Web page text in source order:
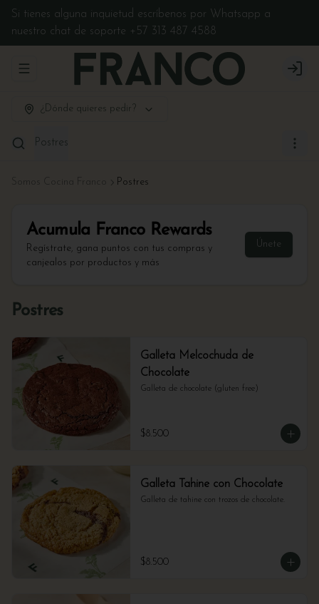
Si tienes alguna inquietud escríbenos por Whatsapp a
nuestro chat de soporte +57 313 487 4588
Abrir menu de navegación Login
¿Dónde quieres pedir?
Postres
Somos Cocina Franco Postres
Acumula Franco Rewards
Regístrate, gana puntos con tus compras y
canjealos por productos y más
Únete
Postres
Galleta Melcochuda de
Chocolate
Galleta de chocolate (gluten free)
$8.500
Galleta Tahine con Chocolate
Galleta de tahine con trozos de chocolate.
$8.500